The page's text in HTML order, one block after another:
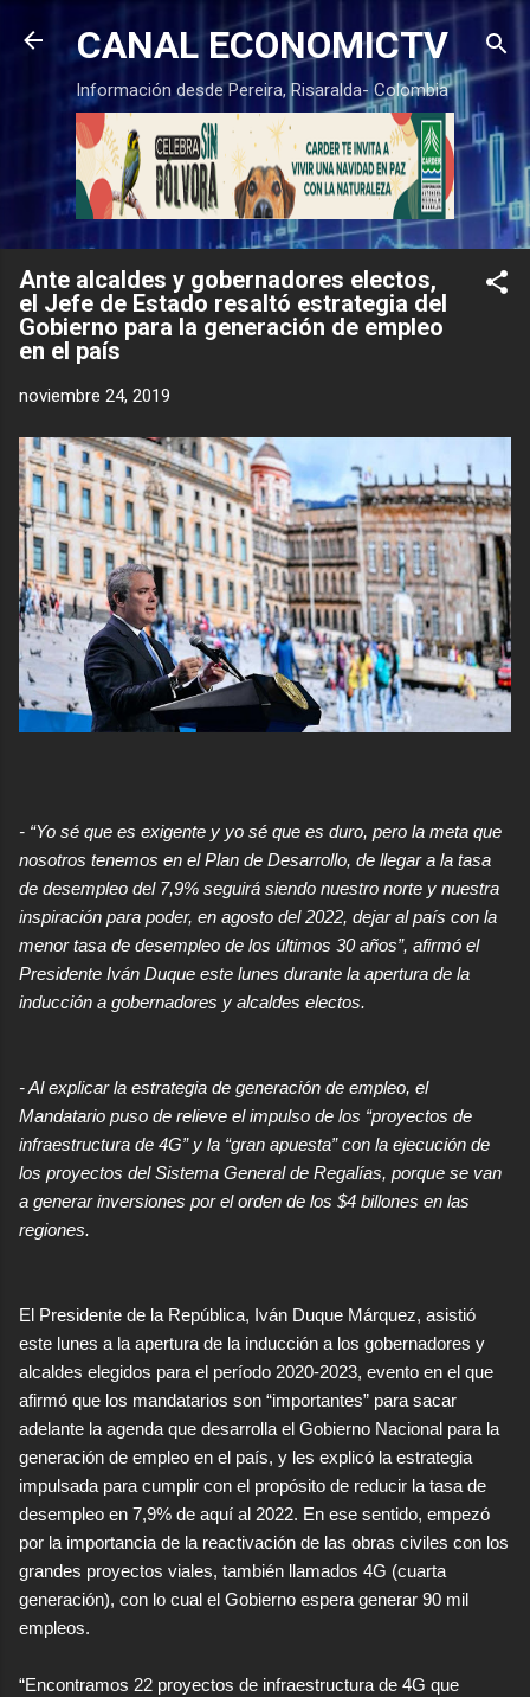
Ir al contenido principal
CANAL ECONOMICTV
Información desde Pereira, Risaralda- Colombia
Ante alcaldes y gobernadores electos,
el Jefe de Estado resaltó estrategia del
Gobierno para la generación de empleo
en el país
noviembre 24, 2019
- “Yo sé que es exigente y yo sé que es duro, pero la meta que
nosotros tenemos en el Plan de Desarrollo, de llegar a la tasa
de desempleo del 7,9% seguirá siendo nuestro norte y nuestra
inspiración para poder, en agosto del 2022, dejar al país con la
menor tasa de desempleo de los últimos 30 años”, afirmó el
Presidente Iván Duque este lunes durante la apertura de la
inducción a gobernadores y alcaldes electos.
- Al explicar la estrategia de generación de empleo, el
Mandatario puso de relieve el impulso de los “proyectos de
infraestructura de 4G” y la “gran apuesta” con la ejecución de
los proyectos del Sistema General de Regalías, porque se van
a generar inversiones por el orden de los $4 billones en las
regiones.
El Presidente de la República, Iván Duque Márquez, asistió
este lunes a la apertura de la inducción a los gobernadores y
alcaldes elegidos para el período 2020-2023, evento en el que
afirmó que los mandatarios son “importantes” para sacar
adelante la agenda que desarrolla el Gobierno Nacional para la
generación de empleo en el país, y les explicó la estrategia
impulsada para cumplir con el propósito de reducir la tasa de
desempleo en 7,9% de aquí al 2022. En ese sentido, empezó
por la importancia de la reactivación de las obras civiles con los
grandes proyectos viales, también llamados 4G (cuarta
generación), con lo cual el Gobierno espera generar 90 mil
empleos.
“Encontramos 22 proyectos de infraestructura de 4G que